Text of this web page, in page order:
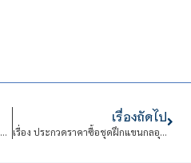
เรื่อง ประกวดราคาซื้อชุดอุปกรณ์ขั้นพื้นฐานทางไฟฟ้า สำหรับห้องปฏิบัติการระบบสมองกลฝังตัว จำนวน 1 ชุด ด้วยวิธีประกวดราคาอิเล็กทรอนิกส์ (e-bidding)
เรื่องถัดไป
เรื่อง ประกวดราคาซื้อชุดฝึกแขนกลอุตสาหกรรมพร้อมสายพานลำเลรยงแบบ Lot จำนวน 1 ชุด ด้วยวิธีประกวดราคาอิเล็กรอนิกส์ (e-bidding)